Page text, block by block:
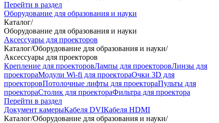
Перейти в раздел
Оборудование для образования и науки
Каталог/
Оборудование для образования и науки
Аксессуары для проекторов
Каталог/Оборудование для образования и науки/
Аксессуары для проекторов
Крепление для проекторовЛампы для проекторовЛинзы для
проектораМодули Wi-fi для проектораОчки 3D для
проекторовПотолочные лифты для проектораПульты для
проектораСтолик для проектораФильтра для проектора
Перейти в раздел
Документ камерыКабеля DVIКабеля HDMI
Каталог/Оборудование для образования и науки/